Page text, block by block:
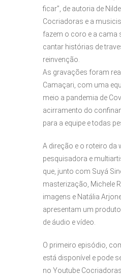
ficar”, de autoria de
Cocriadoras e a
fazem o coro e a cama
cantar histórias de
reinvenção.
As gravações foram
Camaçari, com uma
meio a pandemia de
acirramento do
para a equipe e todas
A direção e o roteiro da
pesquisadora e
que, junto com Suyá
masterização, Michele
imagens e Natália
apresentam um
de áudio e vídeo.
O primeiro episódio,
está disponível e pode
no Youtube